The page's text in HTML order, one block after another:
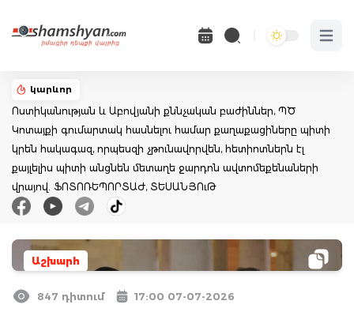
Open
կարևոր
Ոստիկանության և Աբովյանի քննչական բաժիններ, ՊԾ
Կոտայքի գումարտակ հասնելու համար քաղաքացիները պիտի
կրեն հակագազ, որպեսզի չթունավորվեն, հետիոտներն էլ
քայլելիս պիտի անցնեն մետաղե ջարդոն ավտոմեքենաների
վրայով. ՖՈՏՈՌԵՊՈՐՏԱԺ, ՏԵՍԱՆՅՈւԹ
Աշխարհ
847 դիտում 17:00 07-07-2026